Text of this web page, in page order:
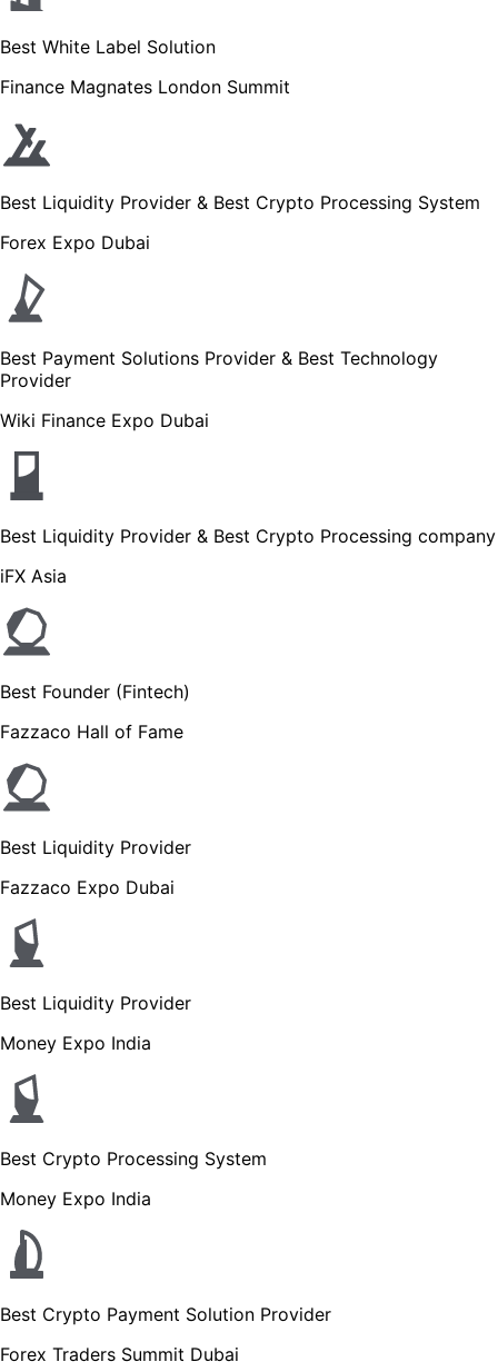
Best White Label Solution
Finance Magnates London Summit
Best Liquidity Provider & Best Crypto Processing System
Forex Expo Dubai
Best Payment Solutions Provider & Best Technology
Provider
Wiki Finance Expo Dubai
Best Liquidity Provider & Best Crypto Processing company
iFX Asia
Best Founder (Fintech)
Fazzaco Hall of Fame
Best Liquidity Provider
Fazzaco Expo Dubai
Best Liquidity Provider
Money Expo India
Best Crypto Processing System
Money Expo India
Best Crypto Payment Solution Provider
Forex Traders Summit Dubai